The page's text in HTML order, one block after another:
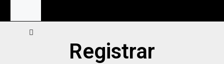
Registrar